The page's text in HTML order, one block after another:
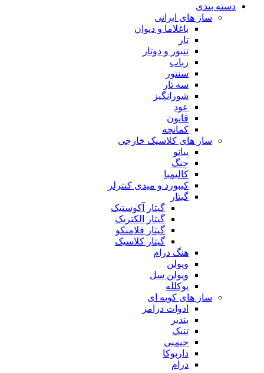
دسته بندی
ساز های ایرانی
باغلاما و دیوان
تار
تنبور و دوتار
رباب
سنتور
سه تار
شورانگیز
عود
قانون
کمانچه
ساز های کلاسیک خارجی
پیانو
چنگ
کالیمبا
کیبورد و میدی کنترلر
گیتار
گیتار آکوستیک
گیتار الکتریک
گیتار فلامنکو
گیتار کلاسیک
هنگ درام
ویولن
ویولن سل
یوکلله
ساز های کوبه ای
ادوات درامز
بندیر
تنبک
جیمبی
داربوکا
درام